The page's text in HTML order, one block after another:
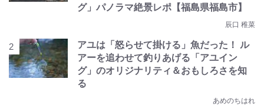
グ」パノラマ絶景レポ【福島県福島市】
辰口 稚菜
アユは「怒らせて掛ける」魚だった！ ル
アーを追わせて釣りあげる「アユイン
グ」のオリジナリティ＆おもしろさを知
る
あめのちはれ